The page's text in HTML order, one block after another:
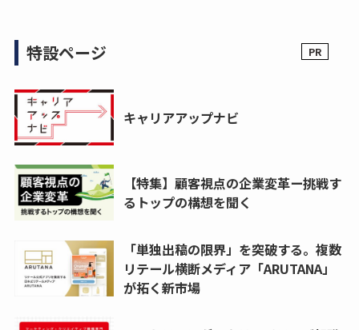
特設ページ
キャリアアップナビ
【特集】顧客視点の企業変革ー挑戦す
るトップの構想を聞く
「単独出稿の限界」を突破する。複数
リテール横断メディア「ARUTANA」
が拓く新市場